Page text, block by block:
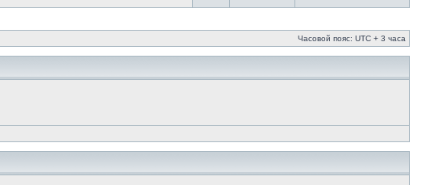
Часовой пояс: UTC + 3 часа